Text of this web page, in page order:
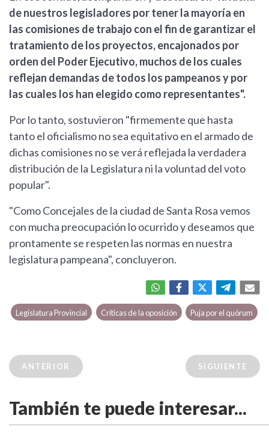
de nuestros legisladores por tener la mayoría en
las comisiones de trabajo con el fin de garantizar el
tratamiento de los proyectos, encajonados por
orden del Poder Ejecutivo, muchos de los cuales
reflejan demandas de todos los pampeanos y por
las cuales los han elegido como representantes".
Por lo tanto, sostuvieron "firmemente que hasta
tanto el oficialismo no sea equitativo en el armado de
dichas comisiones no se verá reflejada la verdadera
distribución de la Legislatura ni la voluntad del voto
popular".
"Como Concejales de la ciudad de Santa Rosa vemos
con mucha preocupación lo ocurrido y deseamos que
prontamente se respeten las normas en nuestra
legislatura pampeana", concluyeron.
Legislatura Provincial Críticas de la oposición Puja por el quórum
ANTERIOR SIGUIENTE
También te puede interesar...